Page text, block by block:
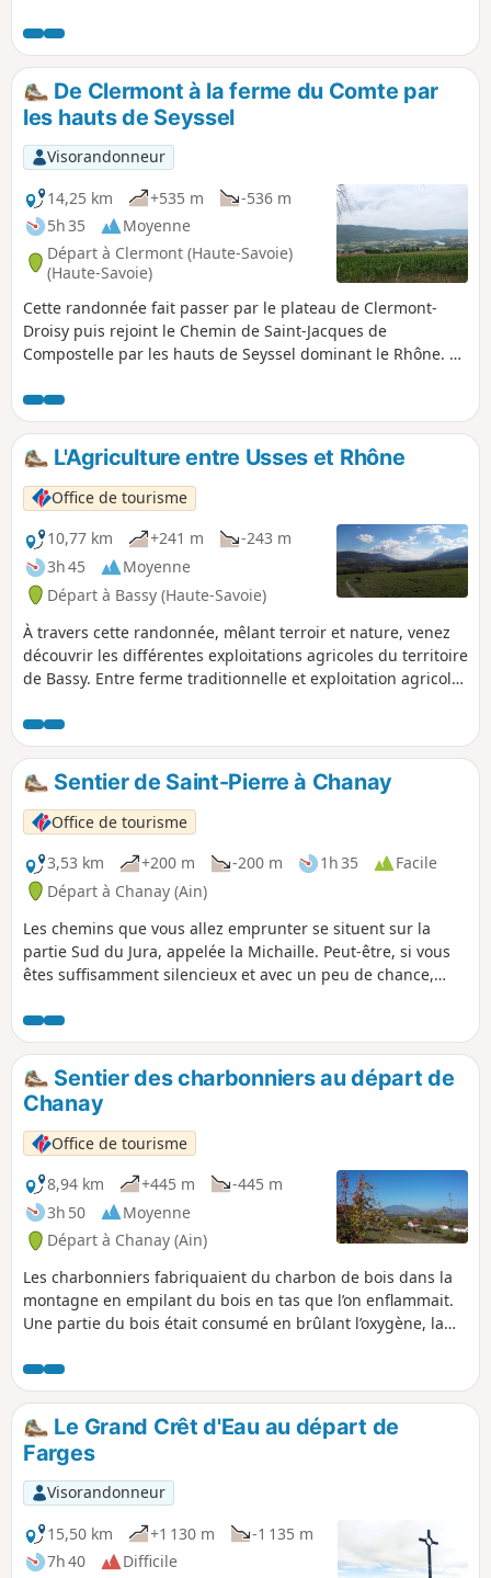
Veytrens, avec des vues sur le grand
paysage agricole et la vallée du Rhône.
De Clermont à la ferme du Comte par
les hauts de Seyssel
Visorandonneur
14,25 km
+535 m
-536 m
5h 35
Moyenne
Départ à Clermont (Haute-Savoie)
(Haute-Savoie)
Cette randonnée fait passer par le plateau de Clermont-
Droisy puis rejoint le Chemin de Saint-Jacques de
Compostelle par les hauts de Seyssel dominant le Rhône. La
l'albanais n'est peut-être pas aussi jolie que celle côté
Rhône mais elle permet de situer les nombreux villages de
la région.L'Agriculture entre Usses et Rhône
Office de tourisme
10,77 km
+241 m
-243 m
3h 45
Moyenne
Départ à Bassy (Haute-Savoie)
À travers cette randonnée, mêlant terroir et nature, venez
découvrir les différentes exploitations agricoles du territoire
de Bassy. Entre ferme traditionnelle et exploitation agricole
paysage rural que nous vous proposons.
Sentier de Saint-Pierre à Chanay
Office de tourisme
3,53 km
+200 m -200 m 1h 35
Facile
Départ à Chanay (Ain)
Les chemins que vous allez emprunter se situent sur la
partie Sud du Jura, appelée la Michaille. Peut-être, si vous
êtes suffisamment silencieux et avec un peu de chance,
peuplent notre montagne.
Sentier des charbonniers au départ de
Chanay
Office de tourisme
8,94 km
+445 m
-445 m
3h 50
Moyenne
Départ à Chanay (Ain)
Les charbonniers fabriquaient du charbon de bois dans la
montagne en empilant du bois en tas que l’on enflammait.
Une partie du bois était consumé en brûlant l’oxygène, la
charbon. Cette opération était réalisée directement en forêt
au plus près de la ressource. Les forêts de la Michaille
comme de nombreuses autres forêts françaises
fournissaient ce charbon utilisé jusqu’au milieu du XXe
siècle pour se chauffer et faire la cuisine.
Le Grand Crêt d'Eau au départ de
Farges
Visorandonneur
15,50 km
+1 130 m
-1 135 m
7h 40
Difficile